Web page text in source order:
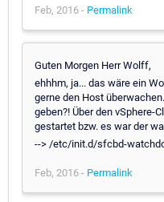
Feb, 2016 - Permalink
Guten Morgen Herr Wolff,
ehhhm, ja... das wäre ein
gerne den Host
geben?! Über den vSphere-
gestartet bzw. es war der
--> /etc/init.d/sfcbd-
Feb, 2016 - Permalink